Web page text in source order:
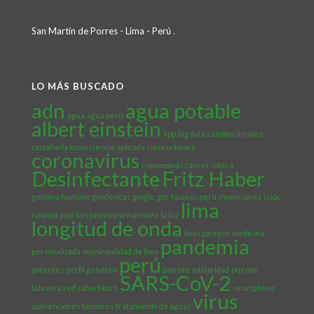
San Martín de Porres - Lima - Perú .
LO MÁS BUSCADO
adn agua agua perú agua potable
albert einstein app big data cambio climático
castañeda lossio ciencia aplicada ciencia básica
coronavirus cromosomas cáncer cólera
Desinfectante Fritz Haber
genoma humano geodésicas google gps huaicos perú invenciones isaac
newton josé luis justiniano martínez la luz lima
longitud de onda louis pasteur medicina
personalizada municipalidad de lima pandemia
patentes perfil genético perú puente solidaridad puente
talavera red robert koch SARS-CoV-2 smartphone
subvenciones tensores tratamiento de aguas virus